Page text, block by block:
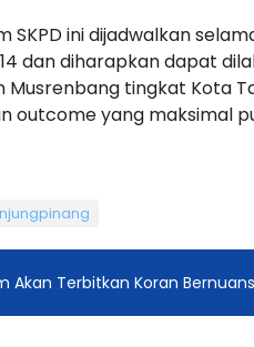
SKPD ini dijadwalkan
dan diharapkan dapat
Musrenbang tingkat Kota
outcome yang maksimal
Akan Terbitkan Koran